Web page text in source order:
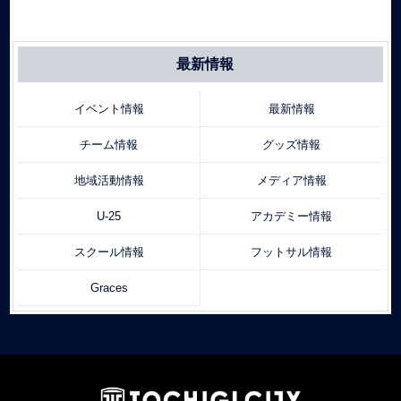
最新情報
イベント情報 最新情報
チーム情報 グッズ情報
地域活動情報 メディア情報
U-25 アカデミー情報
スクール情報 フットサル情報
Graces